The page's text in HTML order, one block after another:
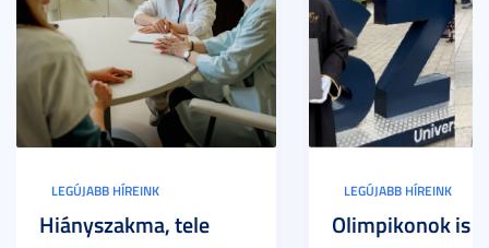
LEGÚJABB HÍREINK
Hiányszakma, tele
LEGÚJABB HÍREINK
Olimpikonok is